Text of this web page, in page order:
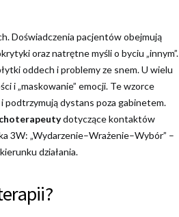
Doświadczenia pacjentów obejmują
oraz natrętne myśli o byciu „innym”.
oddech i problemy ze snem. U wielu
i „maskowanie” emocji. Te wzorce
podtrzymują dystans poza gabinetem.
dotyczące kontaktów
3W: „Wydarzenie–Wrażenie–Wybór” –
działania.